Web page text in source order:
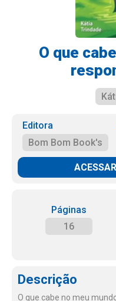
O que
Editora
Bom Bom Book's
Páginas
16
Descrição
O que cabe no meu